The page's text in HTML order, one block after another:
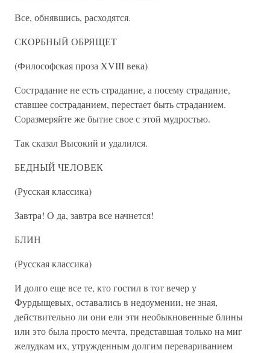
Все, обнявшись, расходятся.
СКОРБНЫЙ ОБРЯЩЕТ
(Философская проза XVIII века)
Сострадание не есть страдание, а посему страдание,
ставшее состраданием, перестает быть страданием.
Соразмеряйте же бытие свое с этой мудростью.
Так сказал Высокий и удалился.
БЕДНЫЙ ЧЕЛОВЕК
(Русская классика)
Завтра! О да, завтра все начнется!
БЛИН
(Русская классика)
И долго еще все те, кто гостил в тот вечер у
Фурдыщевых, оставались в недоумении, не зная,
действительно ли они ели эти необыкновенные блины
или это была просто мечта, представшая только на миг
желудкам их, утружденным долгим перевариванием